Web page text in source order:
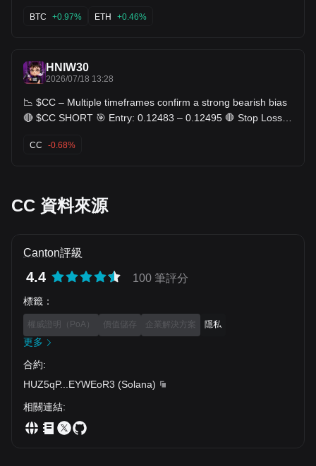
larger-cap alts have remained still over the past 24 hours,
which is why we will focus on their weekly moves, where
48 hours straight despite the new attacks between the US
and Iran. However, the market finally priced in the
to $61,800. The softer-than-expected CPI numbers for June
announced on Tuesday, though, were well received by BTC
as the asset flew by several grand to $65,600 on
three weeks. However, it couldn’t keep the momentum going
earlier today. It still remains below that level, which has been
categorized as key for its short-term price performance.
rocketed to over 57%. Weekly Gainers and Losers
Ethereum jumped to almost $1,950 earlier this week, and
even though it has dropped by nearly $100 since then, it’s
still 4.2% up since last Sunday. ZEC is the biggest gainer
from the larger caps, gaining 9% to $560. LTC, ONDO, and
CRO have posted impressive increases as well, up to 8% in
the case of Crypto.com’s native token. In contrast, HYPE
has plunged by more than 9%. Nevertheless, it has
defended the $60 support and now sits inches above it.
BCH, CC, TAO, and AAVE have marked significant losses
since last Sunday as well. The total crypto market cap,
though, has increased by approximately $60 billion since
this time a week ago and now sits above $2.270 trillion on
BTC +0.97% ETH +0.46%
HNIW30
2026/07/18 13:28
📉 $CC – Multiple timeframes confirm a strong bearish bias
🔴 $CC SHORT 🎯 Entry: 0.12483 – 0.12495 🛑 Stop Loss:
Logic The 1‑hour RSI is around 33, indicating limited buying
momentum. Price action is reacting near an important level,
CC -0.68%
CC 資料來源
Canton評級
4.4 100 筆評分
標籤 ：
權威證明（PoA） 價值儲存 企業解決方案 隱私
更多
合約:
HUZ5qP... EYWEoR3 (Solana)
相關連結: